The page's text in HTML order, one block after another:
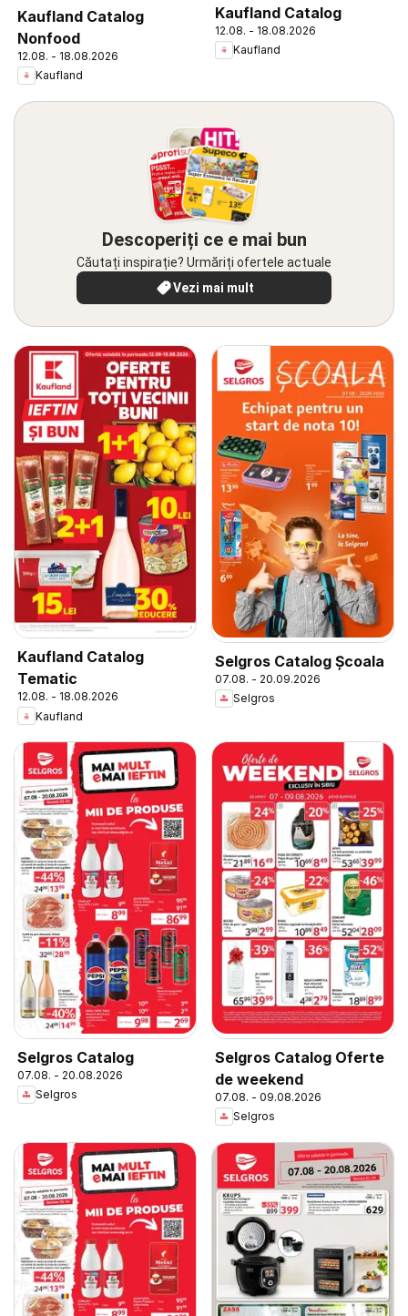
Kaufland Catalog
Nonfood
12.08. - 18.08.2026
Kaufland
Kaufland Catalog
12.08. - 18.08.2026
Kaufland
Descoperiți ce e mai bun
Căutați inspirație? Urmăriți ofertele actuale
Vezi mai mult
Kaufland Catalog
Tematic
12.08. - 18.08.2026
Kaufland
Selgros Catalog Şcoala
07.08. - 20.09.2026
Selgros
Selgros Catalog
07.08. - 20.08.2026
Selgros
Selgros Catalog Oferte
de weekend
07.08. - 09.08.2026
Selgros